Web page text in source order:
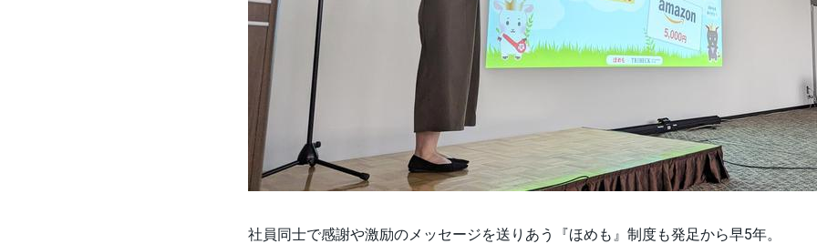
社員同士で感謝や激励のメッセージを送りあう『ほめも』制度も発足から早5年。